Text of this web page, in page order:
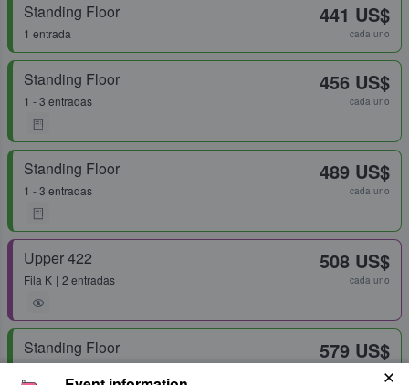
Standing Floor
1 entrada
441 US$
cada uno
Standing Floor
1 - 3 entradas
456 US$
cada uno
Standing Floor
1 - 3 entradas
489 US$
cada uno
Upper 422
Fila K 2 entradas
508 US$
cada uno
Standing Floor 579 US$